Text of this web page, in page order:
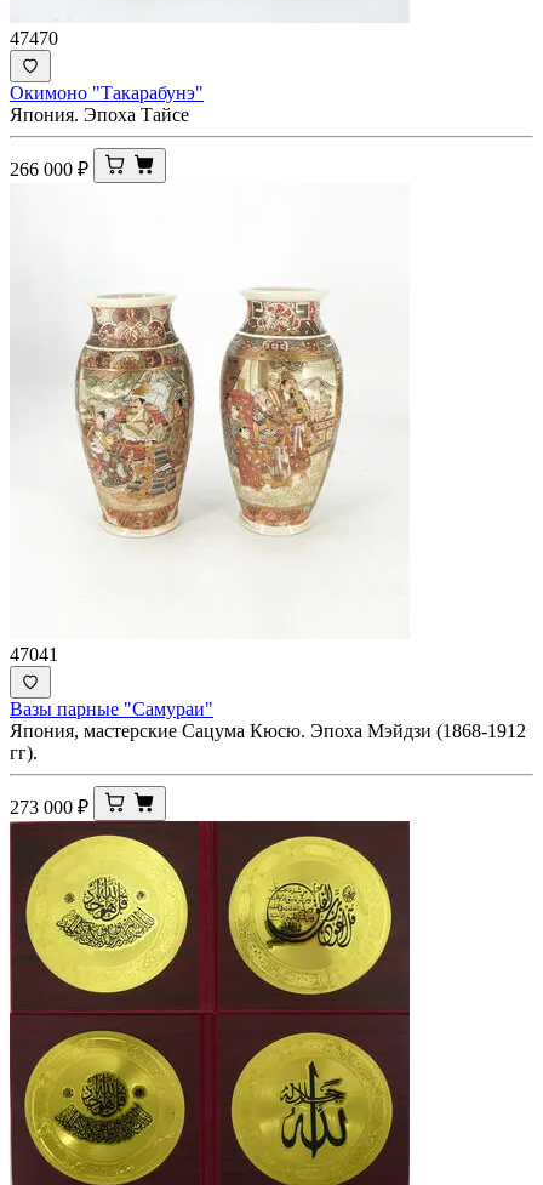
47470
Окимоно "Такарабунэ"
Япония. Эпоха Тайсе
266 000 ₽
47041
Вазы парные "Самураи"
Япония, мастерские Сацума Кюсю. Эпоха Мэйдзи (1868-1912
гг).
273 000 ₽